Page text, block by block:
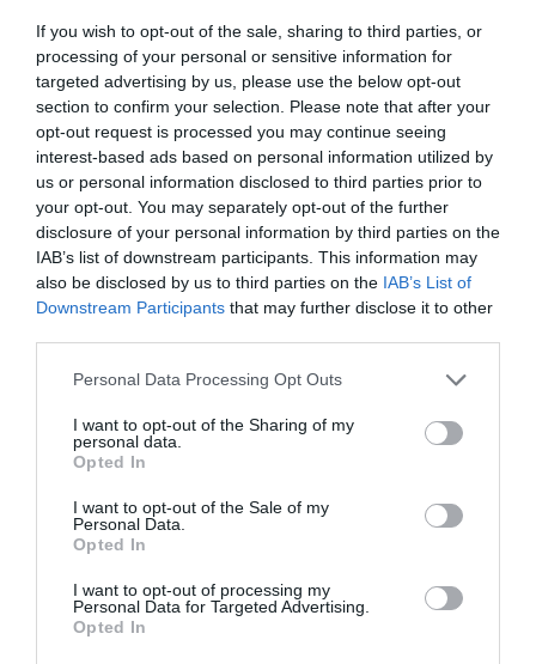
If you wish to opt-out of the sale, sharing to third parties, or
processing of your personal or sensitive information for
targeted advertising by us, please use the below opt-out
section to confirm your selection. Please note that after your
opt-out request is processed you may continue seeing
interest-based ads based on personal information utilized by
us or personal information disclosed to third parties prior to
your opt-out. You may separately opt-out of the further
disclosure of your personal information by third parties on the
IAB’s list of downstream participants. This information may
also be disclosed by us to third parties on the IAB’s List of
Downstream Participants that may further disclose it to other
Personal Data Processing Opt Outs
I want to opt-out of the Sharing of my
personal data.
Opted In
I want to opt-out of the Sale of my
Personal Data.
Opted In
I want to opt-out of processing my
Personal Data for Targeted Advertising.
Opted In
εισιτήριο εισόδου, και επικρατεί γενικότερα ένα
μπέρδεμα επ’ αυτού. Πρόσθεσε ότι το μόνο που έγινε
γνωστό είναι η απόσταση που θα πρέπει να έχουν
μεταξύ τους οι ομπρέλες και οι ξαπλώστρες, αλλά και
ο αριθμός των 40 ατόμων ουσιαστικά σε 1.000 τ.μ.
Τέλος, μας ενημέρωσε ότι και ο ίδιος περιμένει
περισσότερες διευκρινίσεις για όλα τα παραπάνω
ζητήματα.
Των Βίκυς Βετουλάκη & Κώστα Γαζούλη
ΛΙΜΕΝΙΚΟ ΚΑΤΑΣΤΗΜΑΤΑ
ΕΣΤΙΑΣΗ
ΠΑΡΑΛΙΕΣ
ΚΤΗΜΑΤΙΚΗ ΥΠΗΡΕΣΙΑ
Facebook